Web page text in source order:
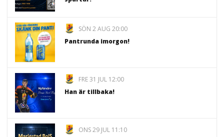
SÖN 2 AUG 20:00
Pantrunda imorgon!
FRE 31 JUL 12:00
Han är tillbaka!
ONS 29 JUL 11:10